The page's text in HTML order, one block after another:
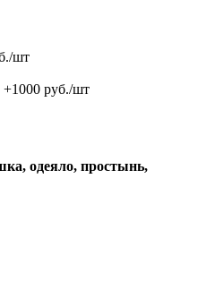
шт
+1000 руб./шт
одеяло, простынь,